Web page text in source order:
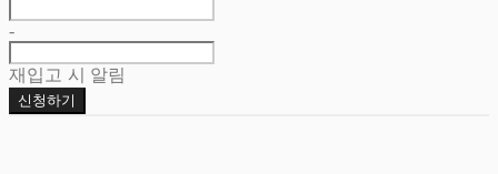
-
재입고 시 알림
신청하기